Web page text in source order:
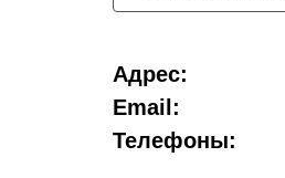
Адрес:
Email:
Телефоны: